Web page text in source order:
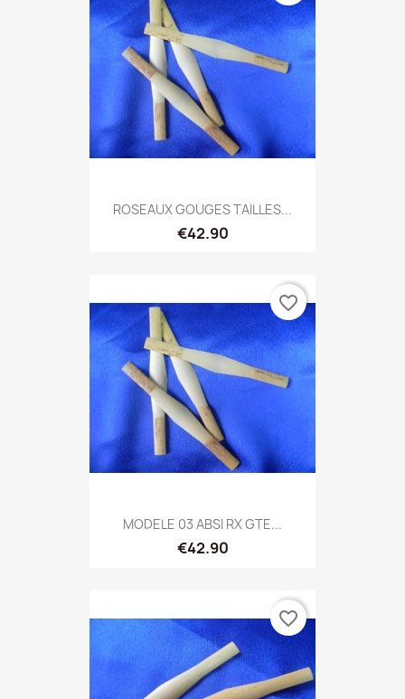
ROSEAUX GOUGES TAILLES...
€42.90
MODELE 03 ABSI RX GTE...
€42.90
favorite_border
favorite_border